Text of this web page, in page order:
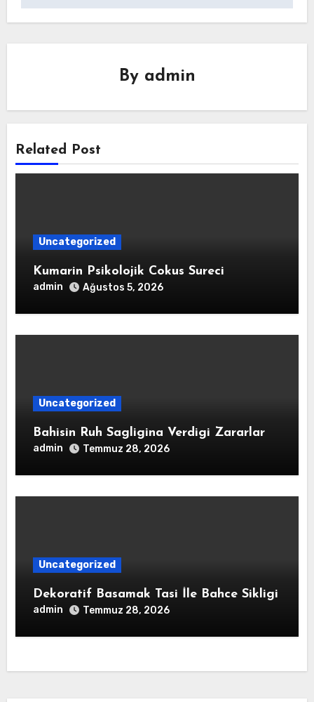
By admin
Related Post
Uncategorized
Kumarin Psikolojik Cokus Sureci
admin Ağustos 5, 2026
Uncategorized
Bahisin Ruh Sagligina Verdigi Zararlar
admin Temmuz 28, 2026
Uncategorized
Dekoratif Basamak Tasi İle Bahce Sikligi
admin Temmuz 28, 2026